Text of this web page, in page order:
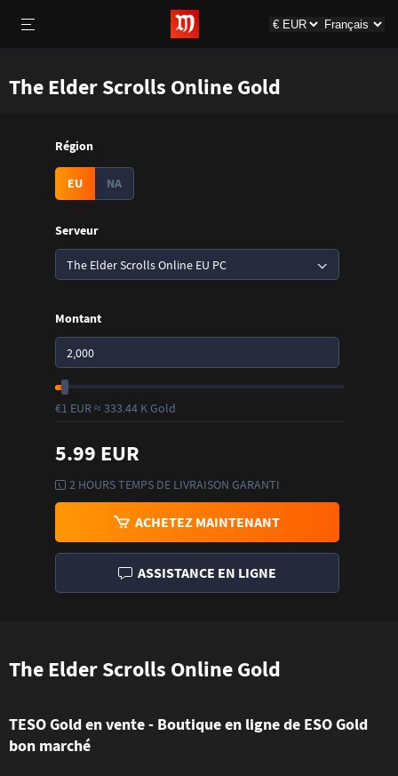
The Elder Scrolls Online Gold
TESO Gold en vente - Boutique en ligne de ESO Gold
bon marché
The Elder Scrolls Online Gold
Région
EU NA
Serveur
The Elder Scrolls Online EU PC
Montant
€1 EUR ≈ 333.44 K Gold
5.99 EUR
2 HOURS TEMPS DE LIVRAISON GARANTI
ACHETEZ MAINTENANT
ASSISTANCE EN LIGNE